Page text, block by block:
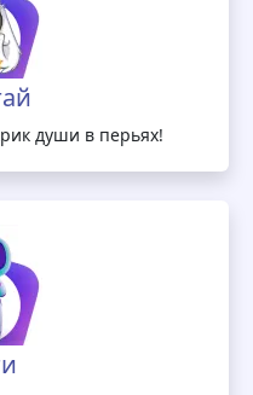
души в перьях!